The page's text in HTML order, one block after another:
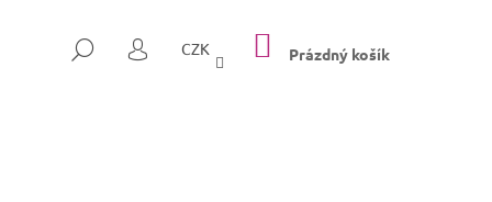
HLEDAT
PŘIHLÁŠENÍ
CZK NÁKUPNÍ
KOŠÍK
Prázdný košík